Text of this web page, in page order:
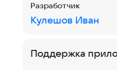
• «Операции» теперь
записи пригодятся
разбором фото,
Разработчик
Кулешов Иван
Поддержка